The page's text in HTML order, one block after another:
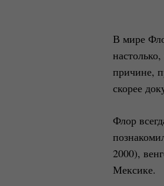
В мире
причине,
скорее
Флор
2000),
Мексике.